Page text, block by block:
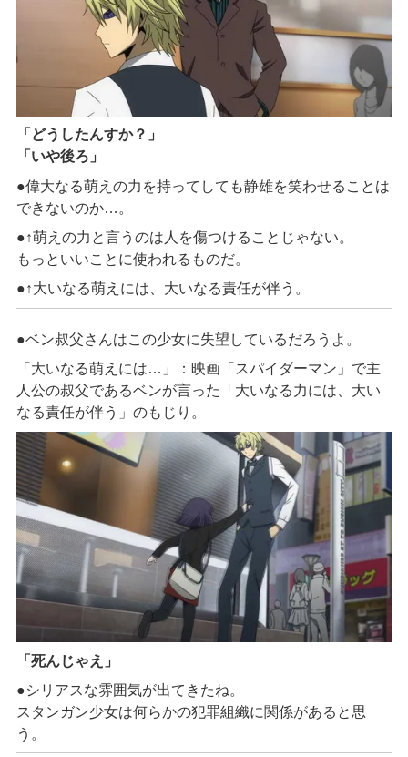
「どうしたんすか？」
「いや後ろ」
●偉大なる萌えの力を持ってしても静雄を笑わせることは
できないのか…。
●↑萌えの力と言うのは人を傷つけることじゃない。
もっといいことに使われるものだ。
●↑大いなる萌えには、大いなる責任が伴う。
●ベン叔父さんはこの少女に失望しているだろうよ。
「大いなる萌えには…」：映画「スパイダーマン」で主
人公の叔父であるベンが言った「大いなる力には、大い
なる責任が伴う」のもじり。
「 死んじゃえ 」
●シリアスな雰囲気が出てきたね。
スタンガン少女は何らかの犯罪組織に関係があると思
う。